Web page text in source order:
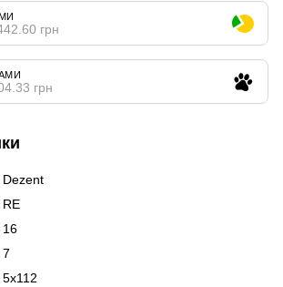
грн
грн
Dezent
RE
16
7
5x112